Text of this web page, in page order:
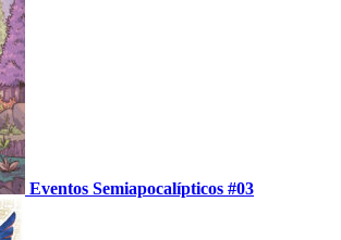
Eventos Semiapocalípticos #03